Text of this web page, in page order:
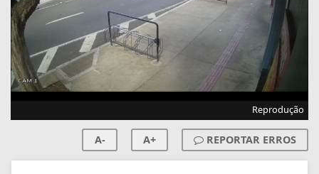
Reprodução
A- A+ REPORTAR ERROS